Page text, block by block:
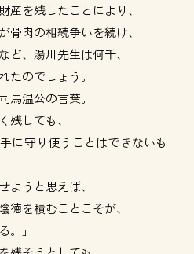
産を残したことにより、
骨肉の相続争いを続け、
ど、湯川先生は何千、
たのでしょう。
馬温公の言葉。
残しても、
に守り使うことはできないも
ようと思えば、
徳を積むことこそが、
。」